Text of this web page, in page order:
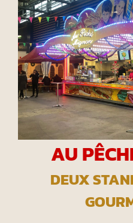
AU
DEUX